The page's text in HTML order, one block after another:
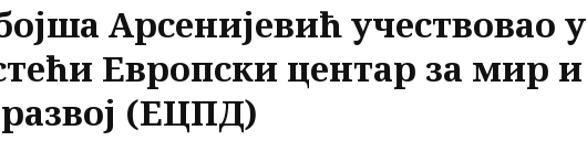
Арсенијевић учествовао у
Европски центар за мир и
развој (ЕЦПД)